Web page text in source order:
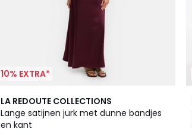
10% EXTRA*
LA REDOUTE COLLECTIONS
Lange satijnen jurk met dunne bandjes
en kant
2
Kleuren